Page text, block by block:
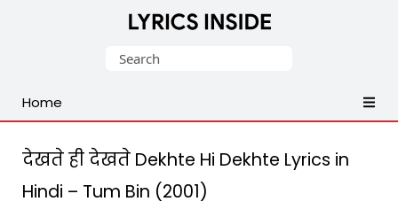
Malayalam,
English,
Songs
Search
Home
देखते ही देखते Dekhte Hi Dekhte Lyrics in
Hindi – Tum Bin (2001)